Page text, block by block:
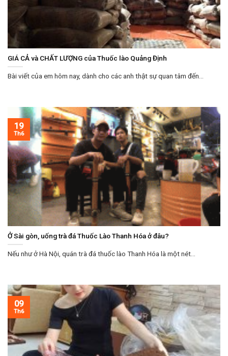
GIÁ CẢ và CHẤT LƯỢNG của Thuốc lào Quảng Định
Bài viết của em hôm nay, dành cho các anh thật sự quan tâm đến...
Ở Sài gòn, uống trà đá Thuốc Lào Thanh Hóa ở đâu?
Nếu như ở Hà Nội, quán trà đá thuốc lào Thanh Hóa là một nét...
19
Th6
09
Th6